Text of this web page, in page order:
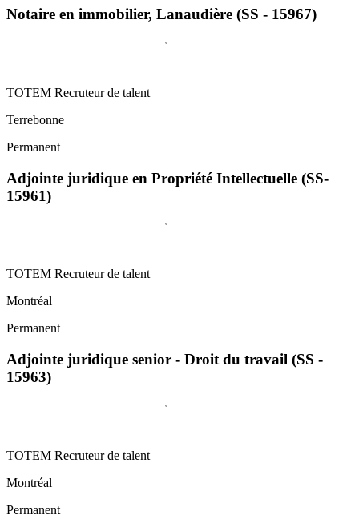
Notaire en immobilier, Lanaudière (SS - 15967)
TOTEM Recruteur de talent
Terrebonne
Permanent
Adjointe juridique en Propriété Intellectuelle (SS-
15961)
TOTEM Recruteur de talent
Montréal
Permanent
Adjointe juridique senior - Droit du travail (SS -
15963)
TOTEM Recruteur de talent
Montréal
Permanent